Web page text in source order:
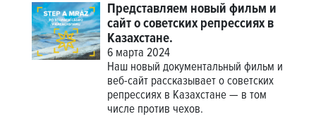
Представляем новый фильм и
сайт о советских репрессиях в
Казахстане.
6 марта 2024
Наш новый документальный фильм и
веб-сайт рассказывает о советских
репрессиях в Казахстане — в том
числе против чехов.